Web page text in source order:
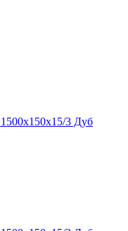
3 Дуб